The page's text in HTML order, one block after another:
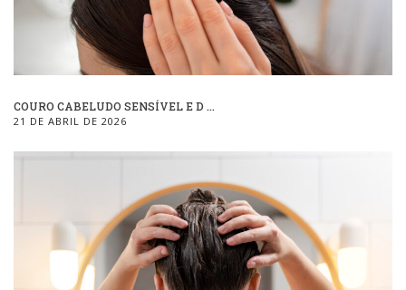
COURO CABELUDO SENSÍVEL E D ...
21 DE ABRIL DE 2026